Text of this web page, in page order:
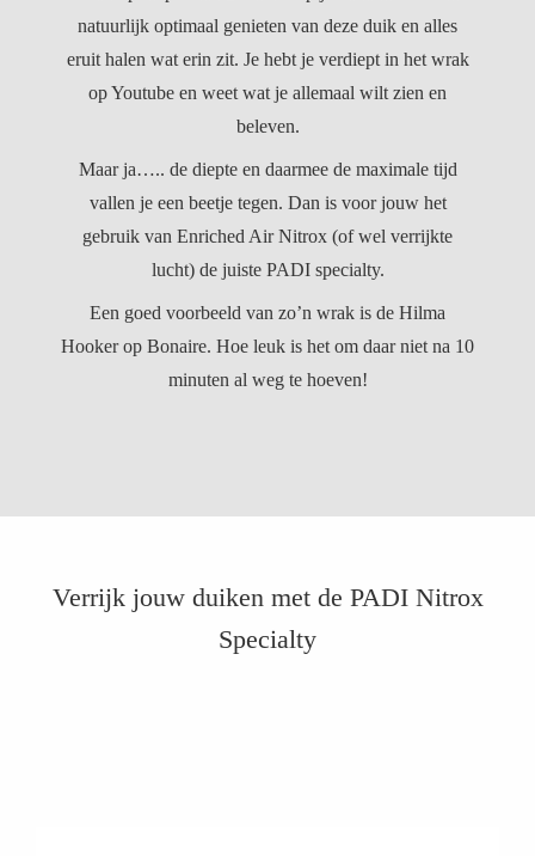
natuurlijk optimaal genieten van deze duik en alles
eruit halen wat erin zit. Je hebt je verdiept in het wrak
op Youtube en weet wat je allemaal wilt zien en
beleven.
Maar ja….. de diepte en daarmee de maximale tijd
vallen je een beetje tegen. Dan is voor jouw het
gebruik van Enriched Air Nitrox (of wel verrijkte
lucht) de juiste PADI specialty.
Een goed voorbeeld van zo’n wrak is de Hilma
Hooker op Bonaire. Hoe leuk is het om daar niet na 10
minuten al weg te hoeven!
Verrijk jouw duiken met de PADI Nitrox
Specialty